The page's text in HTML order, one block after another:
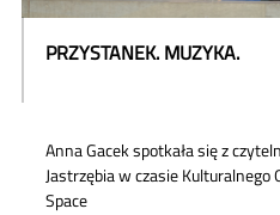
PRZYSTANEK. MUZYKA.
Anna Gacek spotkała się z
Jastrzębia w czasie Kulturalnego
Space